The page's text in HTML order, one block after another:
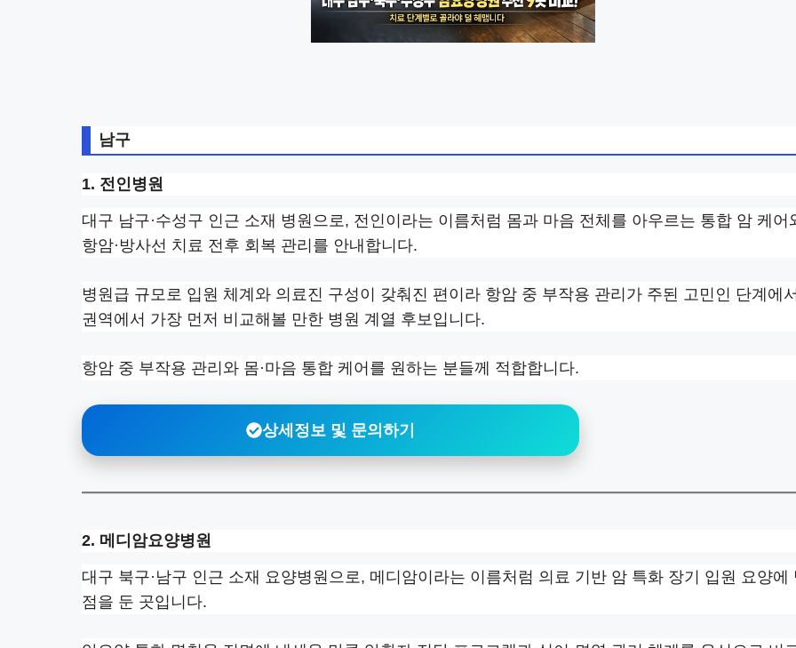
남구
1. 전인병원
대구 남구·수성구 인근 소재 병원으로, 전인이라는 이름처럼 몸과 마음 전체를 아우르는 통합 암 케어
항암·방사선 치료 전후 회복 관리를 안내합니다.
병원급 규모로 입원 체계와 의료진 구성이 갖춰진 편이라 항암 중 부작용 관리가 주된 고민인 단계에
권역에서 가장 먼저 비교해볼 만한 병원 계열 후보입니다.
항암 중 부작용 관리와 몸·마음 통합 케어를 원하는 분들께 적합합니다.
상세정보 및 문의하기
2. 메디암요양병원
대구 북구·남구 인근 소재 요양병원으로, 메디암이라는 이름처럼 의료 기반 암 특화 장기 입원 요양에
점을 둔 곳입니다.